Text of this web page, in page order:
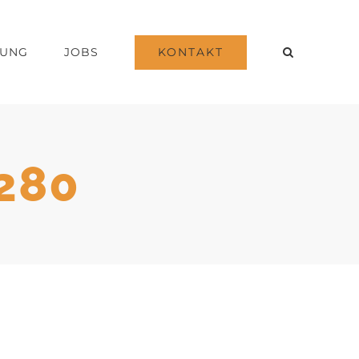
JOBS KONTAKT